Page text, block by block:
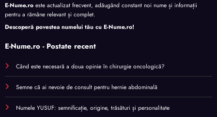
E-Nume.ro este actualizat frecvent, adăugând constant noi nume și informații
pentru a rămâne relevant și complet.
Descoperă povestea numelui tău cu E-Nume.ro!
E-Nume.ro - Postate recent
Când este necesară a doua opinie în chirurgie oncologică?
Semne că ai nevoie de consult pentru hernie abdominală
Numele YUSUF: semnificație, origine, trăsături și personalitate